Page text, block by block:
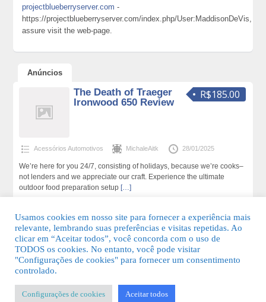
projectblueberryserver.com -
https://projectblueberryserver.com/index.php/User:MaddisonDeVis,
assure visit the web-page.
Anúncios
R$185.00
The Death of Traeger
Ironwood 650 Review
Acessórios Automotivos MichaleAitk 28/01/2025
We’re here for you 24/7, consisting of holidays, because we’re cooks–
not lenders and we appreciate our craft. Experience the ultimate
outdoor food preparation setup […]
© 2026 Guia Fácil Lagos | Guia Comercial Grátis. Todos os direitos
Usamos cookies em nosso site para fornecer a experiência mais
relevante, lembrando suas preferências e visitas repetidas. Ao
clicar em “Aceitar todos”, você concorda com o uso de
TODOS os cookies. No entanto, você pode visitar
"Configurações de cookies" para fornecer um consentimento
controlado.
Configurações de cookies Aceitar todos